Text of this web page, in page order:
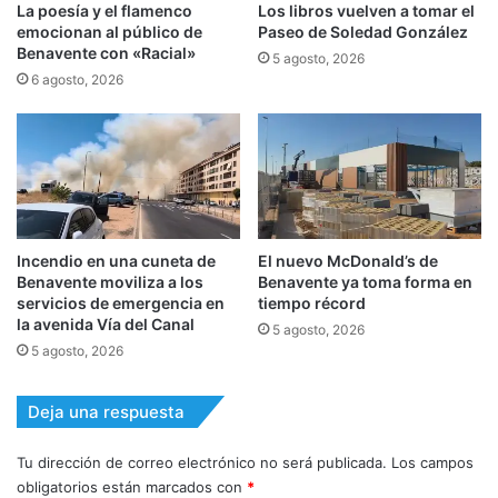
La poesía y el flamenco
emocionan al público de
Benavente con «Racial»
6 agosto, 2026
Los libros vuelven a tomar el
Paseo de Soledad González
5 agosto, 2026
Incendio en una cuneta de
Benavente moviliza a los
servicios de emergencia en
la avenida Vía del Canal
5 agosto, 2026
El nuevo McDonald’s de
Benavente ya toma forma en
tiempo récord
5 agosto, 2026
Deja una respuesta
Tu dirección de correo electrónico no será publicada. Los campos
obligatorios están marcados con *